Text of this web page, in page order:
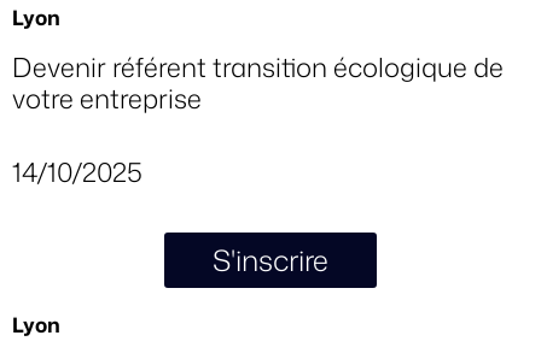
Lyon
Devenir référent transition écologique de
votre entreprise
14/10/2025
S'inscrire
Lyon